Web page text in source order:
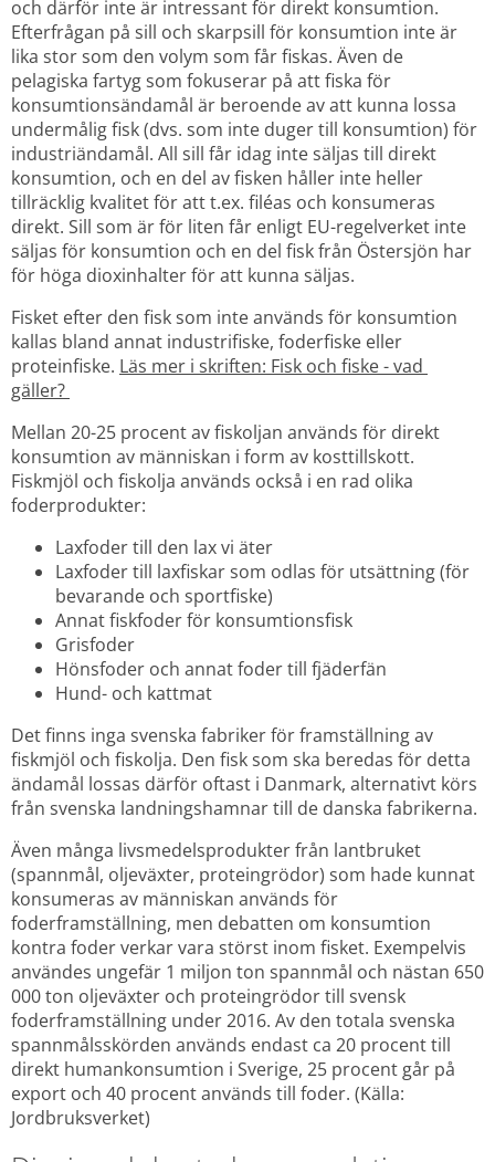
och därför inte är intressant för direkt konsumtion.
Efterfrågan på sill och skarpsill för konsumtion inte är
lika stor som den volym som får fiskas. Även de
pelagiska fartyg som fokuserar på att fiska för
konsumtionsändamål är beroende av att kunna lossa
undermålig fisk (dvs. som inte duger till konsumtion) för
industriändamål. All sill får idag inte säljas till direkt
konsumtion, och en del av fisken håller inte heller
tillräcklig kvalitet för att t.ex. filéas och konsumeras
direkt. Sill som är för liten får enligt EU-regelverket inte
säljas för konsumtion och en del fisk från Östersjön har
för höga dioxinhalter för att kunna säljas.
Fisket efter den fisk som inte används för konsumtion
kallas bland annat industrifiske, foderfiske eller
proteinfiske. Läs mer i skriften: Fisk och fiske - vad
gäller?
Mellan 20-25 procent av fiskoljan används för direkt
konsumtion av människan i form av kosttillskott.
Fiskmjöl och fiskolja används också i en rad olika
foderprodukter:
Laxfoder till den lax vi äter
Laxfoder till laxfiskar som odlas för utsättning (för
bevarande och sportfiske)
Annat fiskfoder för konsumtionsfisk
Grisfoder
Hönsfoder och annat foder till fjäderfän
Hund- och kattmat
Det finns inga svenska fabriker för framställning av
fiskmjöl och fiskolja. Den fisk som ska beredas för detta
ändamål lossas därför oftast i Danmark, alternativt körs
från svenska landningshamnar till de danska fabrikerna.
Även många livsmedelsprodukter från lantbruket
(spannmål, oljeväxter, proteingrödor) som hade kunnat
konsumeras av människan används för
foderframställning, men debatten om konsumtion
kontra foder verkar vara störst inom fisket. Exempelvis
användes ungefär 1 miljon ton spannmål och nästan 650
000 ton oljeväxter och proteingrödor till svensk
foderframställning under 2016. Av den totala svenska
spannmålsskörden används endast ca 20 procent till
direkt humankonsumtion i Sverige, 25 procent går på
export och 40 procent används till foder. (Källa:
Jordbruksverket)